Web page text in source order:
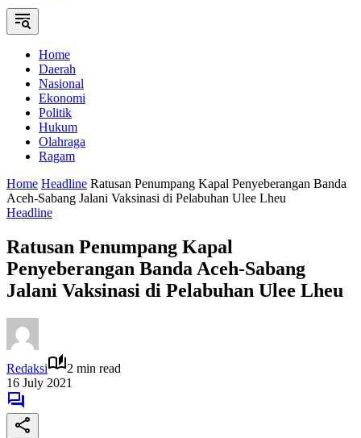
Home
Daerah
Nasional
Ekonomi
Politik
Hukum
Olahraga
Ragam
Home Headline Ratusan Penumpang Kapal Penyeberangan Banda
Aceh-Sabang Jalani Vaksinasi di Pelabuhan Ulee Lheu
Headline
Ratusan Penumpang Kapal
Penyeberangan Banda Aceh-Sabang
Jalani Vaksinasi di Pelabuhan Ulee Lheu
Redaksi
2 min read
16 July 2021